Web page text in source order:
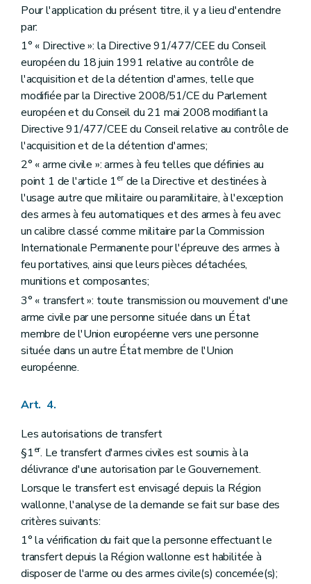
Pour l'application du présent titre, il y a lieu d'entendre
par:
1° « Directive »: la Directive 91/477/CEE du Conseil
européen du 18 juin 1991 relative au contrôle de
l'acquisition et de la détention d'armes, telle que
modifiée par la Directive 2008/51/CE du Parlement
européen et du Conseil du 21 mai 2008 modifiant la
Directive 91/477/CEE du Conseil relative au contrôle de
l'acquisition et de la détention d'armes;
2° « arme civile »: armes à feu telles que définies au
point 1 de l'article 1erde la Directive et destinées à
l'usage autre que militaire ou paramilitaire, à l'exception
des armes à feu automatiques et des armes à feu avec
un calibre classé comme militaire par la Commission
Internationale Permanente pour l'épreuve des armes à
feu portatives, ainsi que leurs pièces détachées,
munitions et composantes;
3° « transfert »: toute transmission ou mouvement d'une
arme civile par une personne située dans un État
membre de l'Union européenne vers une personne
située dans un autre État membre de l'Union
européenne.
Art. 4.
Les autorisations de transfert
§1er. Le transfert d'armes civiles est soumis à la
délivrance d'une autorisation par le Gouvernement.
Lorsque le transfert est envisagé depuis la Région
wallonne, l'analyse de la demande se fait sur base des
critères suivants:
1° la vérification du fait que la personne effectuant le
transfert depuis la Région wallonne est habilitée à
disposer de l'arme ou des armes civile(s) concernée(s);